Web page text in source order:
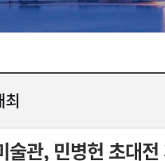
술관, 민병헌 초대전